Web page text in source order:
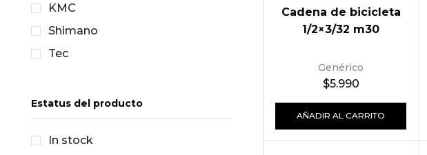
Cadena de bicicleta
1/2×3/32 m30
Genérico
$5.990
AÑADIR AL CARRITO
KMC
Shimano
Tec
Estatus del producto
In stock